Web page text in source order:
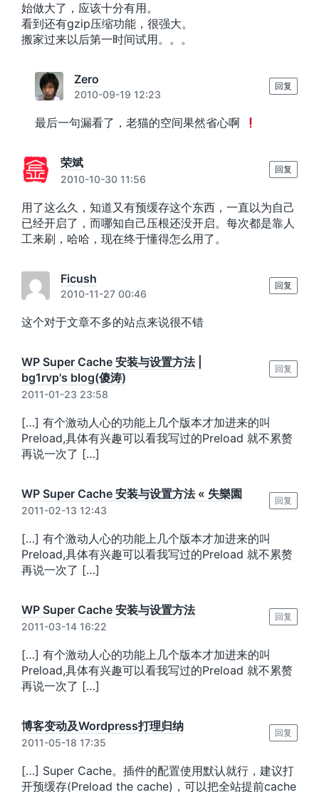
始做大了，应该十分有用。
看到还有gzip压缩功能，很强大。
搬家过来以后第一时间试用。。。
Zero
2010-09-19 12:23
最后一句漏看了，老猫的空间果然省心啊
回复
荣斌
2010-10-30 11:56
用了这么久，知道又有预缓存这个东西，一直以为自己
已经开启了，而哪知自己压根还没开启。每次都是靠人
工来刷，哈哈，现在终于懂得怎么用了。
回复
Ficush
2010-11-27 00:46
这个对于文章不多的站点来说很不错
回复
WP Super Cache 安装与设置方法 |
bg1rvp's blog(傻涛)
2011-01-23 23:58
[…] 有个激动人心的功能上几个版本才加进来的叫
Preload,具体有兴趣可以看我写过的Preload 就不累赘
再说一次了 […]
回复
WP Super Cache 安装与设置方法 « 失樂園
2011-02-13 12:43
[…] 有个激动人心的功能上几个版本才加进来的叫
Preload,具体有兴趣可以看我写过的Preload 就不累赘
再说一次了 […]
回复
WP Super Cache 安装与设置方法
2011-03-14 16:22
[…] 有个激动人心的功能上几个版本才加进来的叫
Preload,具体有兴趣可以看我写过的Preload 就不累赘
再说一次了 […]
回复
博客变动及Wordpress打理归纳
2011-05-18 17:35
[…] Super Cache。插件的配置使用默认就行，建议打
开预缓存(Preload the cache)，可以把全站提前cache
回复